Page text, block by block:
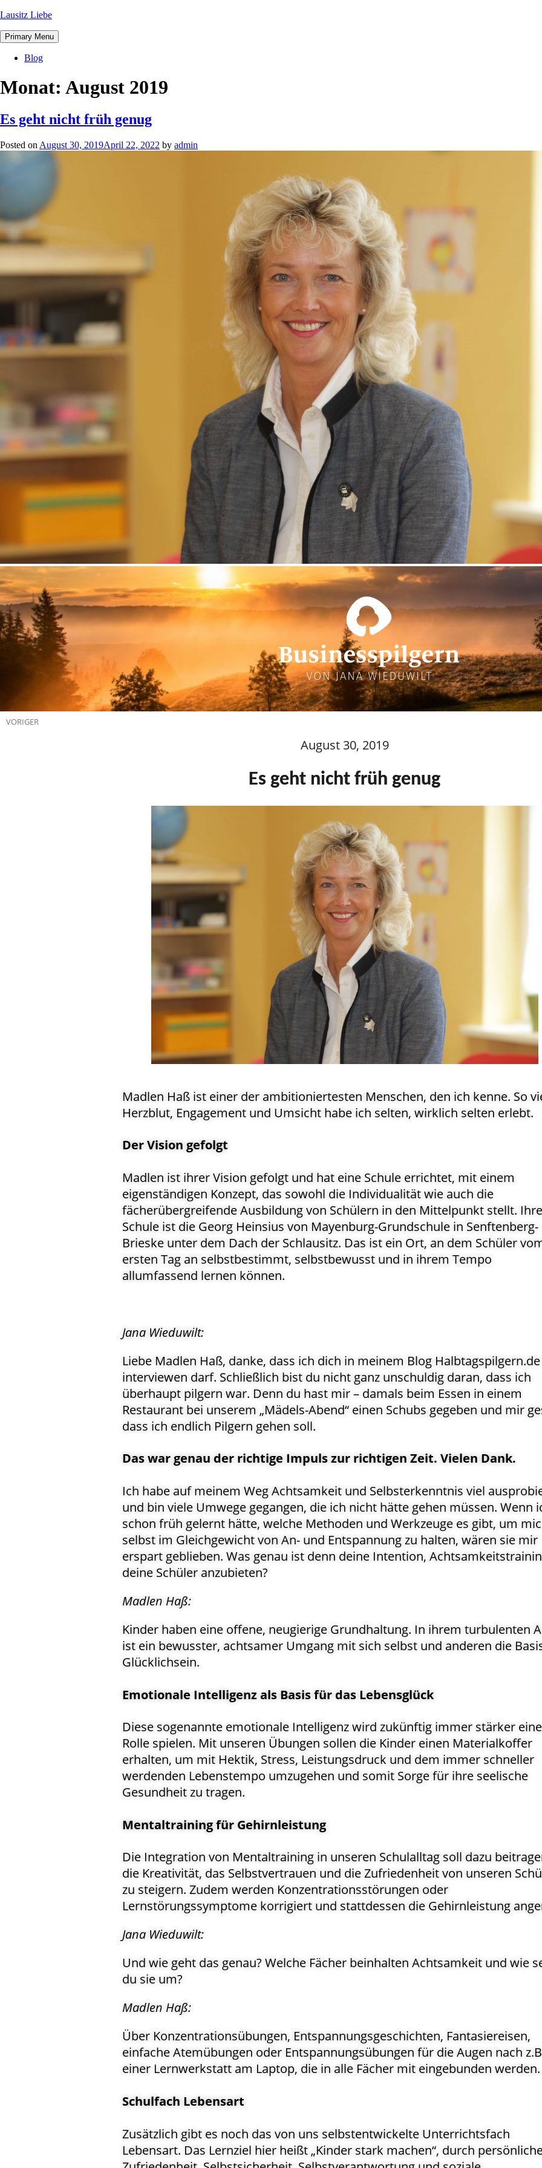
Lausitz Liebe
Primary Menu
Blog
Monat: August 2019
Es geht nicht früh genug
Posted on August 30, 2019April 22, 2022 by admin
VORIGER
August 30, 2019
Es geht nicht früh genug
Madlen Haß ist einer der ambitioniertesten Menschen, den ich kenne. So
Herzblut, Engagement und Umsicht habe ich selten, wirklich selten erlebt.
Der Vision gefolgt
Madlen ist ihrer Vision gefolgt und hat eine Schule errichtet, mit einem
eigenständigen Konzept, das sowohl die Individualität wie auch die
fächerübergreifende Ausbildung von Schülern in den Mittelpunkt stellt. Ihre
Schule ist die Georg Heinsius von Mayenburg-Grundschule in Senftenberg-
Brieske unter dem Dach der Schlausitz. Das ist ein Ort, an dem Schüler
ersten Tag an selbstbestimmt, selbstbewusst und in ihrem Tempo
allumfassend lernen können.
Jana Wieduwilt:
Liebe Madlen Haß, danke, dass ich dich in meinem Blog Halbtagspilgern.de
interviewen darf. Schließlich bist du nicht ganz unschuldig daran, dass ich
überhaupt pilgern war. Denn du hast mir – damals beim Essen in einem
Restaurant bei unserem „Mädels-Abend“ einen Schubs gegeben und mir
dass ich endlich Pilgern gehen soll.
Das war genau der richtige Impuls zur richtigen Zeit. Vielen Dank.
Ich habe auf meinem Weg Achtsamkeit und Selbsterkenntnis viel
und bin viele Umwege gegangen, die ich nicht hätte gehen müssen. Wenn
schon früh gelernt hätte, welche Methoden und Werkzeuge es gibt, um
selbst im Gleichgewicht von An- und Entspannung zu halten, wären sie mir
erspart geblieben. Was genau ist denn deine Intention,
deine Schüler anzubieten?
Madlen Haß:
Kinder haben eine offene, neugierige Grundhaltung. In ihrem turbulenten
ist ein bewusster, achtsamer Umgang mit sich selbst und anderen die
Glücklichsein.
Emotionale Intelligenz als Basis für das Lebensglück
Diese sogenannte emotionale Intelligenz wird zukünftig immer stärker eine
Rolle spielen. Mit unseren Übungen sollen die Kinder einen Materialkoffer
erhalten, um mit Hektik, Stress, Leistungsdruck und dem immer schneller
werdenden Lebenstempo umzugehen und somit Sorge für ihre seelische
Gesundheit zu tragen.
Mentaltraining für Gehirnleistung
Die Integration von Mentaltraining in unseren Schulalltag soll dazu
die Kreativität, das Selbstvertrauen und die Zufriedenheit von unseren
zu steigern. Zudem werden Konzentrationsstörungen oder
Lernstörungssymptome korrigiert und stattdessen die Gehirnleistung
Jana Wieduwilt:
Und wie geht das genau? Welche Fächer beinhalten Achtsamkeit und wie
du sie um?
Madlen Haß:
Über Konzentrationsübungen, Entspannungsgeschichten, Fantasiereisen,
einfache Atemübungen oder Entspannungsübungen für die Augen nach
einer Lernwerkstatt am Laptop, die in alle Fächer mit eingebunden werden.
Schulfach Lebensart
Zusätzlich gibt es noch das von uns selbstentwickelte Unterrichtsfach
Lebensart. Das Lernziel hier heißt „Kinder stark machen“, durch